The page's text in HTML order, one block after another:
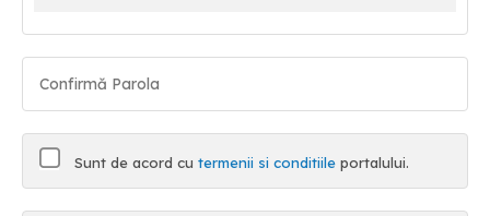
Sunt de acord cu termenii si conditiile portalului.